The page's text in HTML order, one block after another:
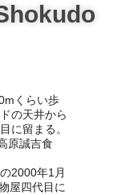
くらい歩
の天井から
に留まる。
原誠吉食
2000年1月
屋四代目に